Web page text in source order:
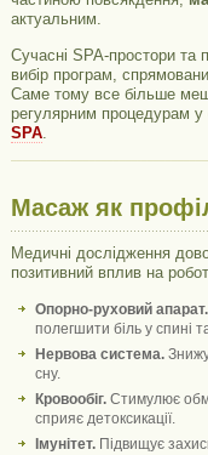
актуальним.
Сучасні SPA-простори та
вибір програм,
Саме тому все більше
регулярним процедурам у
SPA.
Масаж як
Медичні дослідження
позитивний вплив на
Опорно-руховий апарат.
полегшити біль у спині
Нервова система.
сну.
Кровообіг.Стимулює
сприяє детоксикації.
Імунітет.Підвищує